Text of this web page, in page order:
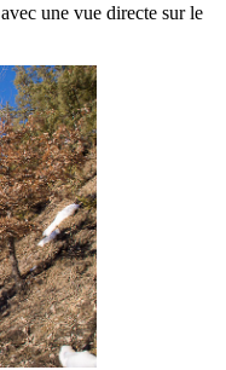
une vue directe sur le